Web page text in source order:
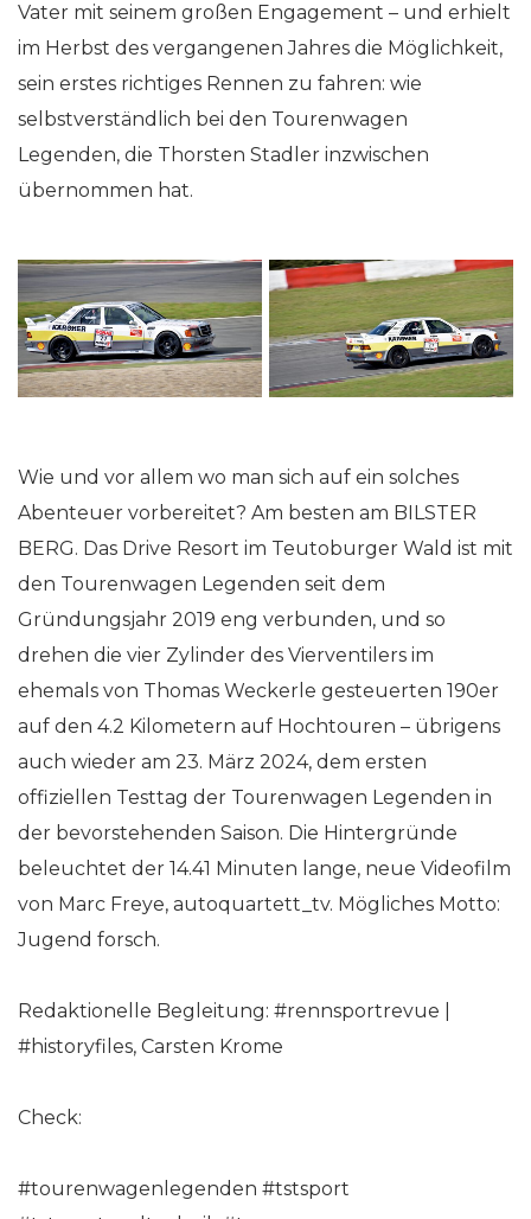
Vater mit seinem großen Engagement – und erhielt
im Herbst des vergangenen Jahres die Möglichkeit,
sein erstes richtiges Rennen zu fahren: wie
selbstverständlich bei den Tourenwagen
Legenden, die Thorsten Stadler inzwischen
übernommen hat.
Wie und vor allem wo man sich auf ein solches
Abenteuer vorbereitet? Am besten am BILSTER
BERG. Das Drive Resort im Teutoburger Wald ist mit
den Tourenwagen Legenden seit dem
Gründungsjahr 2019 eng verbunden, und so
drehen die vier Zylinder des Vierventilers im
ehemals von Thomas Weckerle gesteuerten 190er
auf den 4.2 Kilometern auf Hochtouren – übrigens
auch wieder am 23. März 2024, dem ersten
offiziellen Testtag der Tourenwagen Legenden in
der bevorstehenden Saison. Die Hintergründe
beleuchtet der 14.41 Minuten lange, neue Videofilm
von Marc Freye, autoquartett_tv. Mögliches Motto:
Jugend forsch.
Redaktionelle Begleitung: #rennsportrevue |
#historyfiles, Carsten Krome
Check:
#tourenwagenlegenden #tstsport